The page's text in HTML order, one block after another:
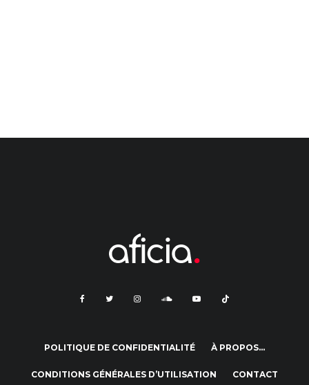
POLITIQUE DE CONFIDENTIALITÉ À PROPOS…
CONDITIONS GÉNÉRALES D’UTILISATION CONTACT